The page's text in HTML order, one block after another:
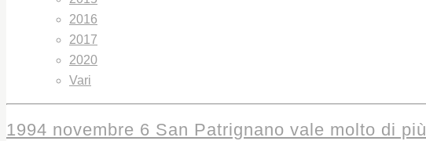
2016
2017
2020
Vari
1994 novembre 6 San Patrignano vale molto di più